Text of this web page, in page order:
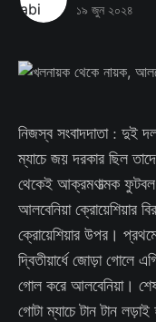
১৯ জুন ২০২৪
নিজস্ব সংবাদদাতা : দুই
ম্যাচে জয় দরকার ছিল
থেকেই আক্রমণাত্মক
আলবেনিয়া ক্রোয়েশিয়ার
ক্রোয়েশিয়ার উপর।
দ্বিতীয়ার্ধে জোড়া গোলে
গোল করে আলবেনিয়া।
গোটা ম্যাচে টান টান